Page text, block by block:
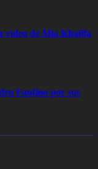
video de Mia Khalifa
Fantino por sus